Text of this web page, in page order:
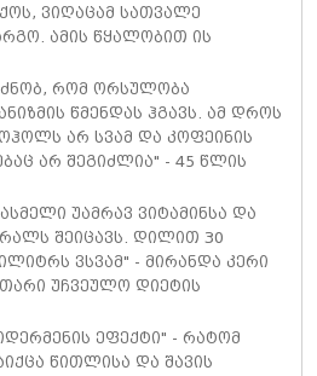
ვიღაცამ სათვალე
ამის წყალობით ის
- ანტონიო ბანდერასი
რომ ორსულობა
წმენდას ჰგავს. ამ დროს
არ სვამ და კოფეინის
არ შეგიძლია" - 45 წლის
კომენტარს აკეთებს
უამრავ ვიტამინსა და
შეიცავს. დილით 30
ვსვამ" - მირანდა კერი
უჩვეულო დიეტის
ეფექტი" - რატომ
წითლისა და შავის